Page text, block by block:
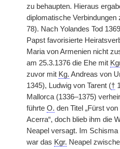
zu behaupten. Hieraus
diplomatische
78). Nach Yolandes Tod
Papst favorisierte
Maria von Armenien nicht
am 25.3.1376 die Ehe mit
zuvor mit Kg. Andreas von
1345), Ludwig von Tarent (†
Mallorca (1336–1375)
führte O. den Titel „Fürst
Acerra“, doch blieb ihm die
Neapel versagt. Im
war das Kgr. Neapel